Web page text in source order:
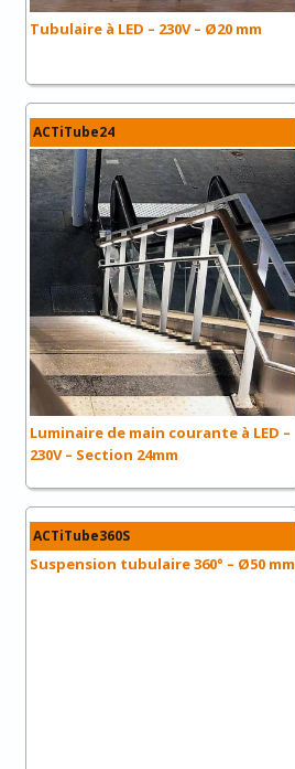
Tubulaire à LED – 230V – Ø20 mm
ACTiTube24
Luminaire de main courante à LED –
230V – Section 24mm
ACTiTube360S
Suspension tubulaire 360° – Ø50 mm